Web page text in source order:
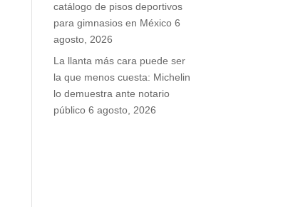
catálogo de pisos deportivos
para gimnasios en México 6
agosto, 2026
La llanta más cara puede ser
la que menos cuesta: Michelin
lo demuestra ante notario
público 6 agosto, 2026